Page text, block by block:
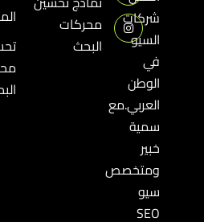
شركات
الوطن
العربي.مع
ومتخصص
محركات
البحث
المحتوى
تحسين
محركات